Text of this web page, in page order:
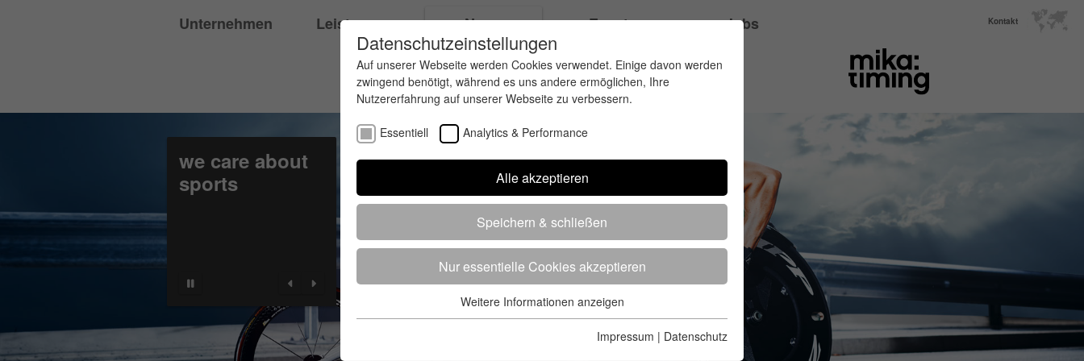
Kontakt
Unternehmen Leistungen News Events Jobs
we care about
sports
Datenschutzeinstellungen
Auf unserer Webseite werden Cookies verwendet. Einige davon werden
zwingend benötigt, während es uns andere ermöglichen, Ihre
Nutzererfahrung auf unserer Webseite zu verbessern.
Essentiell Analytics & Performance
Alle akzeptieren
Speichern & schließen
Nur essentielle Cookies akzeptieren
Essentielle Cookies werden für grundlegende Funktionen der
Webseite benötigt. Dadurch ist gewährleistet, dass die Webseite
Weitere Informationen anzeigen
Impressum | Datenschutz